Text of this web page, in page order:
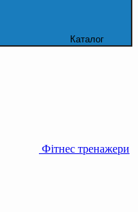
Каталог
Фітнес тренажери